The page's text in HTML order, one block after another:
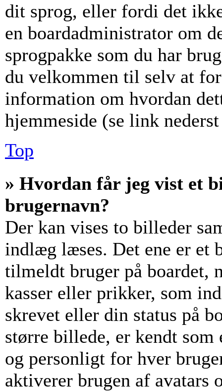
dit sprog, eller fordi det
en boardadministrator om
sprogpakke som du har
du velkommen til selv at
information om hvordan
hjemmeside (se link
Top
» Hvordan får jeg vist et
brugernavn?
Der kan vises to billeder
indlæg læses. Det ene er et
tilmeldt bruger på boardet,
kasser eller prikker, som
skrevet eller din status på
større billede, er kendt
og personligt for hver
aktiverer brugen af avatars